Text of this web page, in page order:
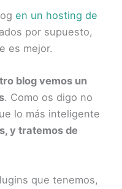
en un hosting de
por supuesto,
es mejor.
blog vemos un
. Como os digo no
lo más inteligente
y tratemos de
que tenemos,